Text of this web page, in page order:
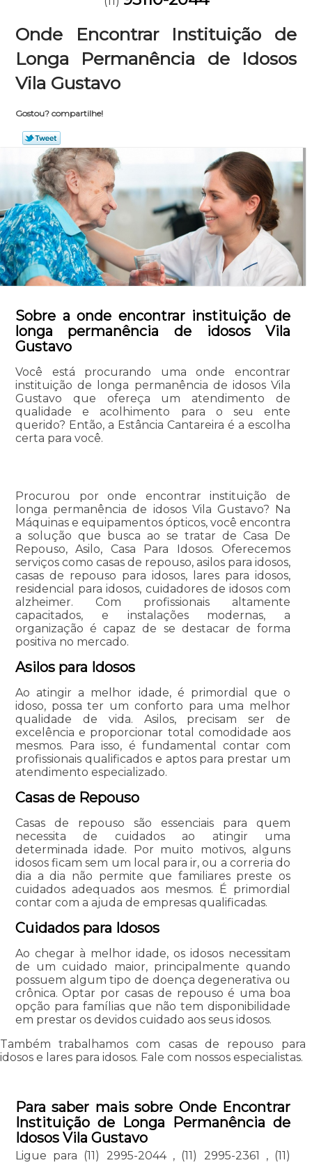
Onde Encontrar Instituição de
Longa Permanência de Idosos
Vila Gustavo
Gostou? compartilhe!
Sobre a onde encontrar instituição de
longa permanência de idosos Vila
Gustavo
Você está procurando uma onde encontrar
instituição de longa permanência de idosos Vila
Gustavo que ofereça um atendimento de
qualidade e acolhimento para o seu ente
querido? Então, a Estância Cantareira é a escolha
certa para você.
Procurou por onde encontrar instituição de
longa permanência de idosos Vila Gustavo? Na
Máquinas e equipamentos ópticos, você encontra
a solução que busca ao se tratar de Casa De
Repouso, Asilo, Casa Para Idosos. Oferecemos
serviços como casas de repouso, asilos para idosos,
casas de repouso para idosos, lares para idosos,
residencial para idosos, cuidadores de idosos com
alzheimer. Com profissionais altamente
capacitados, e instalações modernas, a
organização é capaz de se destacar de forma
positiva no mercado.
Asilos para Idosos
Ao atingir a melhor idade, é primordial que o
idoso, possa ter um conforto para uma melhor
qualidade de vida. Asilos, precisam ser de
excelência e proporcionar total comodidade aos
mesmos. Para isso, é fundamental contar com
profissionais qualificados e aptos para prestar um
atendimento especializado.
Casas de Repouso
Casas de repouso são essenciais para quem
necessita de cuidados ao atingir uma
determinada idade. Por muito motivos, alguns
idosos ficam sem um local para ir, ou a correria do
dia a dia não permite que familiares preste os
cuidados adequados aos mesmos. É primordial
contar com a ajuda de empresas qualificadas.
Cuidados para Idosos
Ao chegar à melhor idade, os idosos necessitam
de um cuidado maior, principalmente quando
possuem algum tipo de doença degenerativa ou
crônica. Optar por casas de repouso é uma boa
opção para famílias que não tem disponibilidade
em prestar os devidos cuidado aos seus idosos.
Também trabalhamos com casas de repouso para
idosos e lares para idosos. Fale com nossos especialistas.
Para saber mais sobre Onde Encontrar
Instituição de Longa Permanência de
Idosos Vila Gustavo
Ligue para (11) 2995-2044 , (11) 2995-2361 , (11)